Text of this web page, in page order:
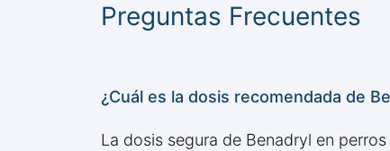
Preguntas Frecuentes
¿Cuál es la dosis recomendada de
La dosis segura de Benadryl en